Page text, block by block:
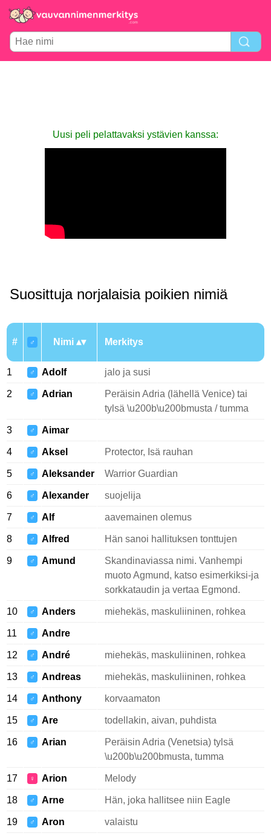
Uusi peli pelattavaksi ystävien kanssa:
Suosittuja norjalaisia poikien nimiä
# ♂ Nimi Merkitys
1 ♂ Adolf jalo ja susi
2 ♂ Adrian
Peräisin Adria (lähellä Venice) tai
tylsä \u200b\u200bmusta / tumma
3 ♂ Aimar
4 ♂ Aksel Protector, Isä rauhan
5 ♂ Aleksander Warrior Guardian
6 ♂ Alexander suojelija
7 ♂ Alf aavemainen olemus
8 ♂ Alfred Hän sanoi hallituksen tonttujen
9 ♂ Amund
Skandinaviassa nimi. Vanhempi
muoto Agmund, katso esimerkiksi-ja
sorkkataudin ja vertaa Egmond.
10 ♂ Anders miehekäs, maskuliininen, rohkea
11 ♂ Andre
12 ♂ André miehekäs, maskuliininen, rohkea
13 ♂ Andreas miehekäs, maskuliininen, rohkea
14 ♂ Anthony korvaamaton
15 ♂ Are todellakin, aivan, puhdista
16 ♂ Arian
Peräisin Adria (Venetsia) tylsä
\u200b\u200bmusta, tumma
17 ♀ Arion Melody
18 ♂ Arne Hän, joka hallitsee niin Eagle
19 ♂ Aron valaistu